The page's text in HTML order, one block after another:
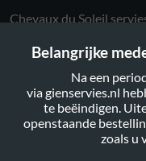
Chevaux du Soleil
Darling Dog servies
Délices des 4 saisons
Eden servies
Belangrijke
Na een
via gienservies.nl
te beëindigen.
openstaande
zoals u